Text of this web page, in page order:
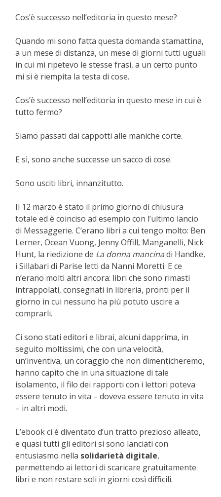
Cos’è successo nell’editoria in questo mese?
Quando mi sono fatta questa domanda stamattina,
a un mese di distanza, un mese di giorni tutti uguali
in cui mi ripetevo le stesse frasi, a un certo punto
mi si è riempita la testa di cose.
Cos’è successo nell’editoria in questo mese in cui è
tutto fermo?
Siamo passati dai cappotti alle maniche corte.
E sì, sono anche successe un sacco di cose.
Sono usciti libri, innanzitutto.
Il 12 marzo è stato il primo giorno di chiusura
totale ed è coinciso ad esempio con l’ultimo lancio
di Messaggerie. C’erano libri a cui tengo molto: Ben
Lerner, Ocean Vuong, Jenny Offill, Manganelli, Nick
Hunt, la riedizione de La donna mancinadi Handke,
i Sillabari di Parise letti da Nanni Moretti. E ce
n’erano molti altri ancora: libri che sono rimasti
intrappolati, consegnati in libreria, pronti per il
giorno in cui nessuno ha più potuto uscire a
comprarli.
Ci sono stati editori e librai, alcuni dapprima, in
seguito moltissimi, che con una velocità,
un’inventiva, un coraggio che non dimenticheremo,
hanno capito che in una situazione di tale
isolamento, il filo dei rapporti con i lettori poteva
essere tenuto in vita – doveva essere tenuto in vita
– in altri modi.
L’ebook ci è diventato d’un tratto prezioso alleato,
e quasi tutti gli editori si sono lanciati con
entusiasmo nella solidarietà digitale,
permettendo ai lettori di scaricare gratuitamente
libri e non restare soli in giorni così difficili.